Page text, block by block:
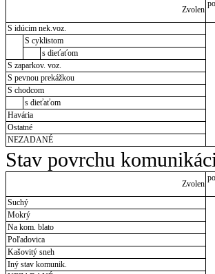
Zvolen
S idúcim nek.voz.
S cyklistom
s dieťaťom
S zaparkov. voz.
S pevnou prekážkou
S chodcom
s dieťaťom
Havária
Ostatné
NEZADANÉ
Stav povrchu
Zvolen
Suchý
Mokrý
Na kom. blato
Poľadovica
Kašovitý sneh
Iný stav komunik.